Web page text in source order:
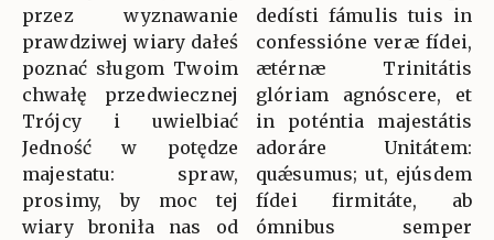
przez wyznawanie
prawdziwej wiary dałeś
poznać sługom Twoim
chwałę przedwiecznej
Trójcy i uwielbiać
Jedność w potędze
majestatu: spraw,
prosimy, by moc tej
wiary broniła nas od
dedísti fámulis tuis in
confessióne veræ fídei,
ætérnæ Trinitátis
glóriam agnóscere, et
in poténtia majestátis
adoráre Unitátem:
quǽsumus; ut, ejúsdem
fídei firmitáte, ab
ómnibus semper